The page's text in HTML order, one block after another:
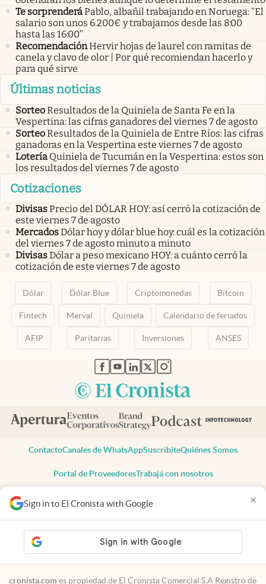
Sign in to El Cronista with Google ×
Te sorprenderáPablo, albañil trabajando en Noruega: “El
salario son unos 6.200€ y trabajamos desde las 8:00
hasta las 16:00”
RecomendaciónHervir hojas de laurel con ramitas de
canela y clavo de olor | Por qué recomiendan hacerlo y
para qué sirve
Últimas noticias
SorteoResultados de la Quiniela de Santa Fe en la
Vespertina: las cifras ganadores del viernes 7 de agosto
SorteoResultados de la Quiniela de Entre Ríos: las cifras
ganadoras en la Vespertina este viernes 7 de agosto
Lotería Quiniela de Tucumán en la Vespertina: estos son
los resultados del viernes 7 de agosto
Cotizaciones
DivisasPrecio del DÓLAR HOY: así cerró la cotización de
este viernes 7 de agosto
MercadosDólar hoy y dólar blue hoy: cuál es la cotización
del viernes 7 de agosto minuto a minuto
DivisasDólar a peso mexicano HOY: a cuánto cerró la
cotización de este viernes 7 de agosto
Dólar Dólar Blue Criptomonedas Bitcoin
Fintech Merval Quiniela Calendario de feriados
AFIP Paritarias Inversiones ANSES
abre en nueva pestaña
abre en nueva pestaña
abre en nueva pestaña
abre en nueva pestaña
abre en nueva pestaña
ContactoCanales de WhatsAppSuscribiteQuiénes Somos
Portal de ProveedoresTrabajá con nosotros
Todos los derechos reservados
Privacidad
Consentimiento
Tel:+54 11 7078-3270
cronista.com es propiedad de El Cronista Comercial S.A Registro de